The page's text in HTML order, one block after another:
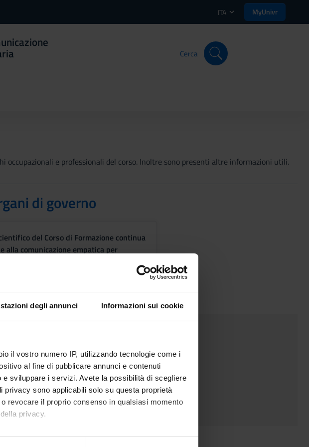
degli annunci Informazioni sui cookie
il vostro numero IP, utilizzando tecnologie come i
al fine di pubblicare annunci e contenuti
sviluppare i servizi. Avete la possibilità di scegliere
sono applicabili solo su questa proprietà
revocare il proprio consenso in qualsiasi momento
privacy.
ITA MyUnivr
Cerca
e professionali del corso. Inoltre sono presenti altre informazioni utili.
di governo
del Corso di Formazione continua
alla comunicazione empatica per